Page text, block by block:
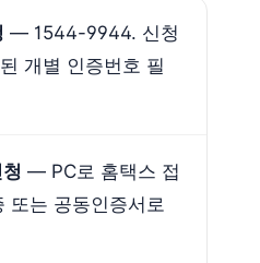
— 1544-9944. 신청
개별 인증번호 필
— PC로 홈택스 접
또는 공동인증서로